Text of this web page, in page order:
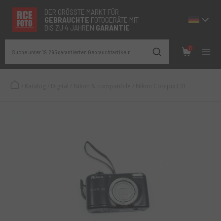
DER GRÖSSTE MARKT FÜR
GEBRAUCHTE FOTOGERÄTE MIT
BIS ZU 4 JAHREN GARANTIE
Suche unter 19.295 garantierten Gebrauchtartikeln
0